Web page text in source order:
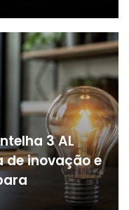
3 AL
de inovação e